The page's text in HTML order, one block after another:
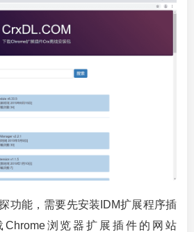
功能，需要先安装IDM扩展程序插
浏览器扩展插件的网站